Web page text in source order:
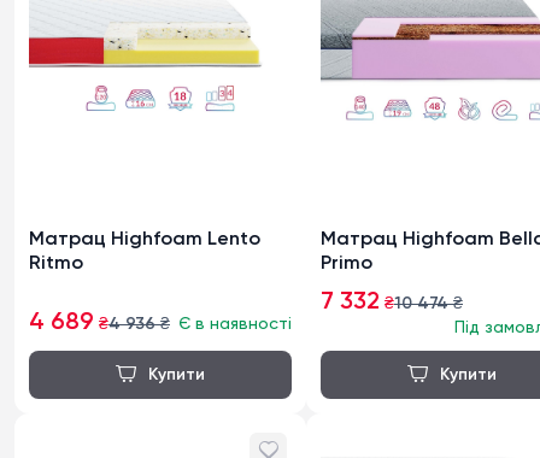
Матрац Highfoam Lento
Ritmo
4 689 ₴4 936₴ Є в наявності
Матрац Highfoam
Primo
7 332 ₴10 474₴
Під